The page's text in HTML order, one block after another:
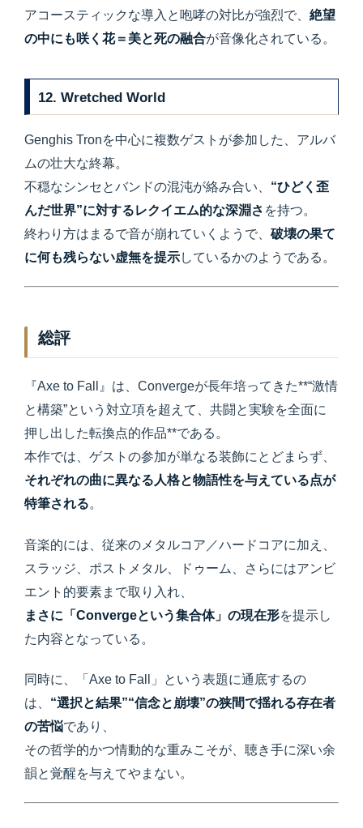
アコースティックな導入と咆哮の対比が強烈で、 絶望
の中にも咲く花＝美と死の融合が音像化されている。
12. Wretched World
Genghis Tronを中心に複数ゲストが参加した、アルバ
ムの壮大な終幕。
不穏なシンセとバンドの混沌が絡み合い、 “ひどく歪
んだ世界”に対するレクイエム的な深淵さ を持つ。
終わり方はまるで音が崩れていくようで、 破壊の果て
に何も残らない虚無を提示しているかのようである。
総評
『Axe to Fall』は、Convergeが長年培ってきた**“激情
と構築”という対立項を超えて、共闘と実験を全面に
押し出した転換点的作品**である。
本作では、ゲストの参加が単なる装飾にとどまらず、
それぞれの曲に異なる人格と物語性を与えている点が
特筆される。
音楽的には、従来のメタルコア／ハードコアに加え、
スラッジ、ポストメタル、ドゥーム、さらにはアンビ
エント的要素まで取り入れ、
まさに「Convergeという集合体」の現在形を提示し
た内容となっている。
同時に、「Axe to Fall」という表題に通底するの
は、 “選択と結果”“信念と崩壊”の狭間で揺れる存在者
の苦悩であり、
その哲学的かつ情動的な重みこそが、聴き手に深い余
韻と覚醒を与えてやまない。